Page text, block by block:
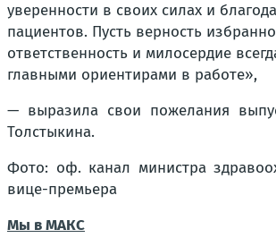
уверенности в своих силах и
пациентов. Пусть верность
ответственность и милосердие
главными ориентирами в работе»,
— выразила свои пожелания
Толстыкина.
Фото: оф. канал министра
вице-премьера
Мы в МАКС